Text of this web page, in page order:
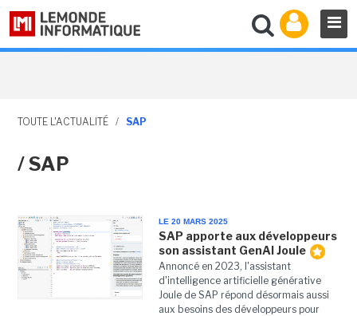
TOUTE L'ACTUALITÉ / SAP
/ SAP
LE 20 MARS 2025
SAP apporte aux développeurs
son assistant GenAI Joule
Annoncé en 2023, l'assistant
d'intelligence artificielle générative
Joule de SAP répond désormais aussi
aux besoins des développeurs pour